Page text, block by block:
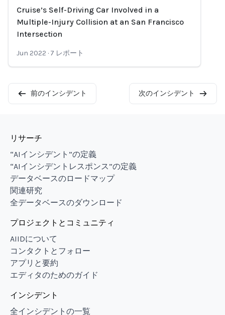
Loading...
Cruise’s Self-Driving Car Involved in a
Multiple-Injury Collision at an San Francisco
Intersection
Jun 2022 · 7 レポート
前のインシデント 次のインシデント
リサーチ
“AIインシデント”の定義
“AIインシデントレスポンス”の定義
データベースのロードマップ
関連研究
全データベースのダウンロード
プロジェクトとコミュニティ
AIIDについて
コンタクトとフォロー
アプリと要約
エディタのためのガイド
インシデント
全インシデントの一覧